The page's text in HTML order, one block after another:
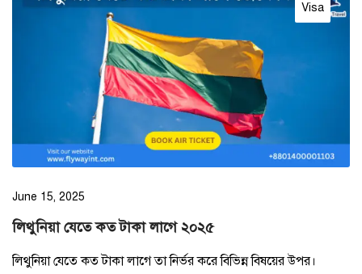
Visa
June 15, 2025
লিথুনিয়া যেতে কত টাকা লাগে ২০২৫
লিথুনিয়া যেতে কত টাকা লাগে তা নির্ভর করে বিভিন্ন বিষয়ের উপর।